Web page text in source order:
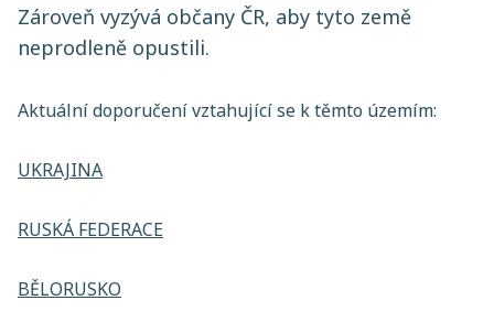
Zároveň vyzývá občany ČR, aby tyto země
neprodleně opustili.
Aktuální doporučení vztahující se k těmto územím:
UKRAJINA
RUSKÁ FEDERACE
BĚLORUSKO